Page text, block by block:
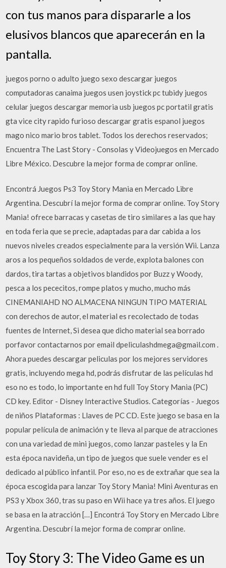
con tus manos para dispararle a los
elusivos blancos que aparecerán en la
pantalla.
juegos porno o adulto juego sexo descargar juegos
computadoras canaima juegos usen joystick pc tubidy juegos
celular juegos descargar memoria usb juegos pc portatil gratis
gta vice city rapido furioso descargar gratis espanol juegos
mago nico mario bros tablet. Todos los derechos reservados;
Encuentra The Last Story - Consolas y Videojuegos en Mercado
Libre México. Descubre la mejor forma de comprar online.
Encontrá Juegos Ps3 Toy Story Mania en Mercado Libre
Argentina. Descubrí la mejor forma de comprar online. Toy Story
Mania! ofrece barracas y casetas de tiro similares a las que hay
en toda feria que se precie, adaptadas para dar cabida a los
nuevos niveles creados especialmente para la versión Wii. Lanza
aros a los pequeños soldados de verde, explota balones con
dardos, tira tartas a objetivos blandidos por Buzz y Woody,
pesca a los pececitos, rompe platos y mucho, mucho más
CINEMANIAHD NO ALMACENA NINGUN TIPO MATERIAL
con derechos de autor, el material es recolectado de todas
fuentes de Internet, Si desea que dicho material sea borrado
porfavor contactarnos por email dpeliculashdmega@gmail.com .
Ahora puedes descargar peliculas por los mejores servidores
gratis, incluyendo mega hd, podrás disfrutar de las películas hd
eso no es todo, lo importante en hd full Toy Story Mania (PC)
CD key. Editor - Disney Interactive Studios. Categorías - Juegos
de niños Plataformas : Llaves de PC CD. Este juego se basa en la
popular película de animación y te lleva al parque de atracciones
con una variedad de mini juegos, como lanzar pasteles y la En
esta época navideña, un tipo de juegos que suele vender es el
dedicado al público infantil. Por eso, no es de extrañar que sea la
época escogida para lanzar Toy Story Mania! Mini Aventuras en
PS3 y Xbox 360, tras su paso en Wii hace ya tres años. El juego
se basa en la atracción […] Encontrá Toy Story en Mercado Libre
Argentina. Descubrí la mejor forma de comprar online.
Toy Story 3: The Video Game es un